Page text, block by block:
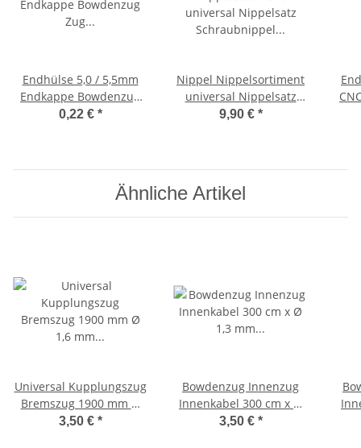
Endhülse 5,0 / 5,5mm
Endkappe Bowdenzug
Zug Hülse Tülle Kappe
0,22 € *
Nippel Nippelsortiment
universal Nippelsatz
Schraubnippel 8-teilig
9,90 € *
Ähnliche Artikel
Universal Kupplungszug
Bremszug 1900 mm Ø
1,6 mm Inox Nippel Ø
3,50 € *
Bowdenzug Innenzug
Innenkabel 300 cm x Ø
1,3 mm mit Nippel 4 x 3
3,50 € *